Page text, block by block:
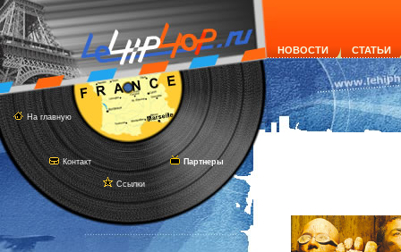
На главную
Контакт
Ссылки
Партнеры
НОВОСТИ СТАТЬИ